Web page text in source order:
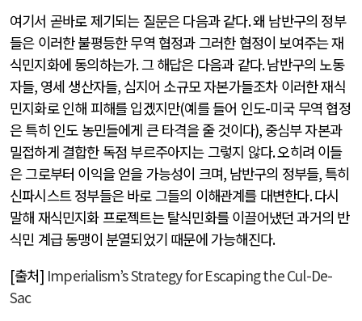
여기서 곧바로 제기되는 질문은 다음과 같다.왜 남반구의 정부
들은 이러한 불평등한 무역 협정과 그러한 협정이 보여주는 재
식민지화에 동의하는가.그 해답은 다음과 같다.남반구의 노동
자들, 영세 생산자들, 심지어 소규모 자본가들조차 이러한 재식
민지화로 인해 피해를 입겠지만(예를 들어 인도-미국 무역 협정
은 특히 인도 농민들에게 큰 타격을 줄 것이다), 중심부 자본과
밀접하게 결합한 독점 부르주아지는 그렇지 않다.오히려 이들
은 그로부터 이익을 얻을 가능성이 크며, 남반구의 정부들,특히
신파시스트 정부들은 바로 그들의 이해관계를 대변한다.다시
말해 재식민지화 프로젝트는 탈식민화를 이끌어냈던 과거의 반
식민 계급 동맹이 분열되었기 때문에 가능해진다.
[출처] Imperialism’s Strategy for Escaping the Cul-De-
Sac